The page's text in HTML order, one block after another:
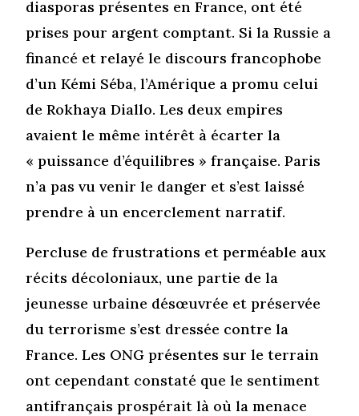
diasporas présentes en France, ont été
prises pour argent comptant. Si la Russie a
financé et relayé le discours francophobe
d’un Kémi Séba, l’Amérique a promu celui
de Rokhaya Diallo. Les deux empires
avaient le même intérêt à écarter la
« puissance d’équilibres » française. Paris
n’a pas vu venir le danger et s’est laissé
prendre à un encerclement narratif.
Percluse de frustrations et perméable aux
récits décoloniaux, une partie de la
jeunesse urbaine désœuvrée et préservée
du terrorisme s’est dressée contre la
France. Les ONG présentes sur le terrain
ont cependant constaté que le sentiment
antifrançais prospérait là où la menace